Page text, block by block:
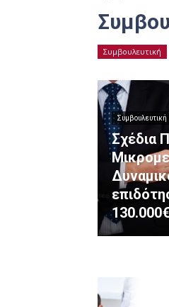
Συμβουλευτική
Συμβουλευτική
Σχέδια
130.000€